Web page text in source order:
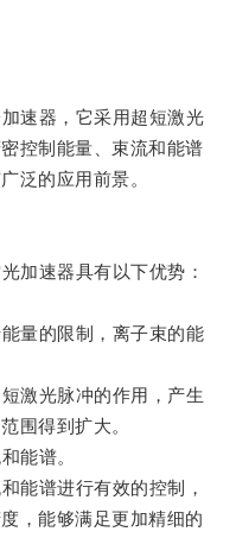
速器，它采用超短激光
控制能量、束流和能谱
泛的应用前景。
速器具有以下优势：
量的限制，离子束的能
激光脉冲的作用，产生
围得到扩大。
能谱。
谱进行有效的控制，
，能够满足更加精细的